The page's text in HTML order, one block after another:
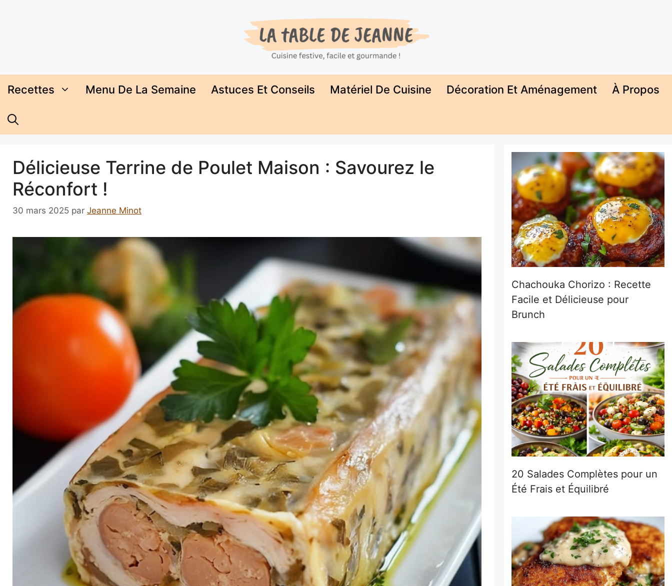
Recettes Menu De La Semaine Astuces Et Conseils Matériel De Cuisine Décoration Et Aménagement À Propos
Délicieuse Terrine de Poulet Maison : Savourez le
Réconfort !
30 mars 2025 par Jeanne Minot
Chachouka Chorizo : Recette
Facile et Délicieuse pour
Brunch
20 Salades Complètes pour un
Été Frais et Équilibré